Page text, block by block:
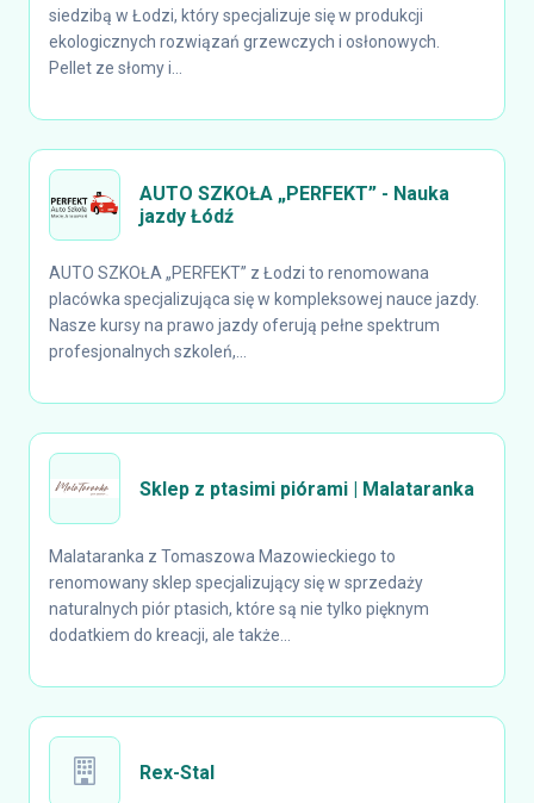
siedzibą w Łodzi, który specjalizuje się w produkcji
ekologicznych rozwiązań grzewczych i osłonowych.
Pellet ze słomy i...
AUTO SZKOŁA „PERFEKT” - Nauka
jazdy Łódź
AUTO SZKOŁA „PERFEKT” z Łodzi to renomowana
placówka specjalizująca się w kompleksowej nauce jazdy.
Nasze kursy na prawo jazdy oferują pełne spektrum
profesjonalnych szkoleń,...
Sklep z ptasimi piórami | Malataranka
Malataranka z Tomaszowa Mazowieckiego to
renomowany sklep specjalizujący się w sprzedaży
naturalnych piór ptasich, które są nie tylko pięknym
dodatkiem do kreacji, ale także...
Rex-Stal